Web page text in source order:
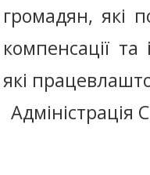
громадян, які
компенсації
які
Адміністрація